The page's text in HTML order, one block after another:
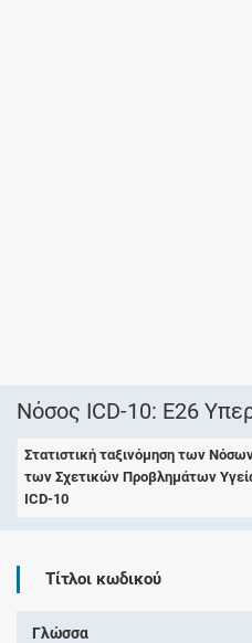
Νόσος ICD-10: E26
Στατιστική ταξινόμηση των
των Σχετικών Προβλημάτων
ICD-10
Τίτλοι κωδικού
Γλώσσα